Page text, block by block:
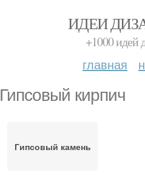
ИДЕИ
+1000 идей
главная
Гипсовый кирпич
Гипсовый камень